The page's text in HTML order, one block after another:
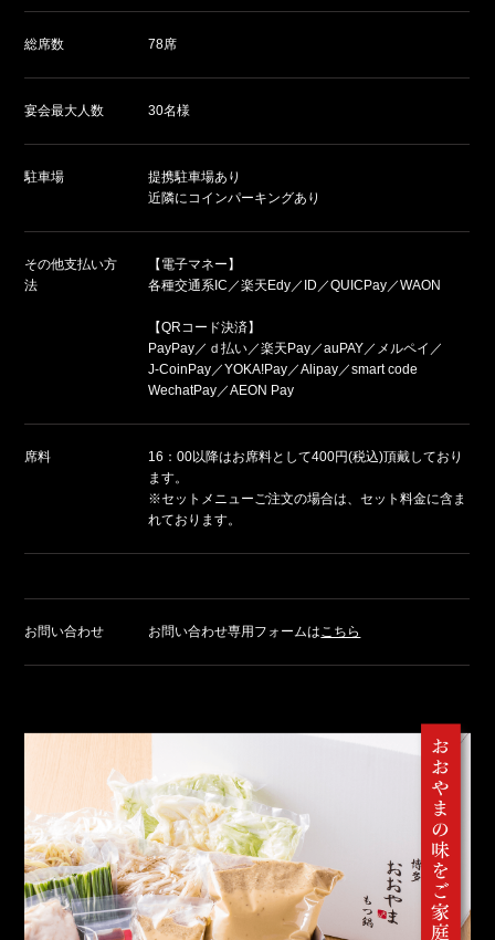
総席数 78席
宴会最大人数 30名様
駐車場
提携駐車場あり
近隣にコインパーキングあり
その他支払い方
法
【電子マネー】
各種交通系IC／楽天Edy／ID／QUICPay／WAON
【QRコード決済】
PayPay／ｄ払い／楽天Pay／auPAY／メルペイ／
J‐CoinPay／YOKA!Pay／Alipay／smart code
WechatPay／AEON Pay
席料
16：00以降はお席料として400円(税込)頂戴しており
ます。
※セットメニューご注文の場合は、セット料金に含ま
れております。
お問い合わせ お問い合わせ専用フォームはこちら